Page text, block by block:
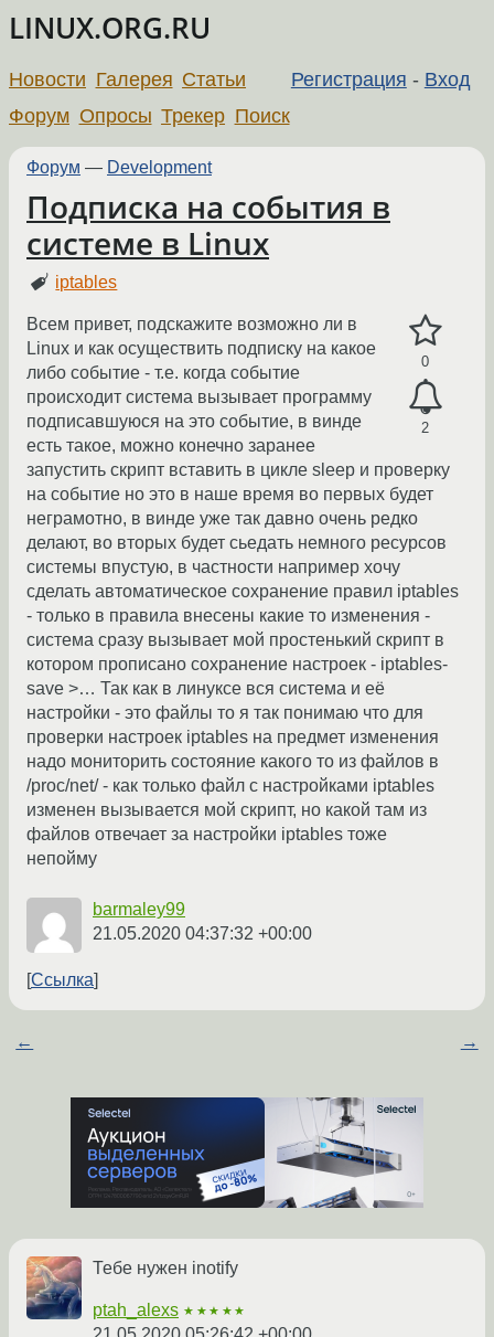
LINUX.ORG.RU
Регистрация - Вход
Новости Галерея Статьи
Форум Опросы Трекер Поиск
Форум — Development
Подписка на события в
системе в Linux
iptables
0
2
Всем привет, подскажите возможно ли в
Linux и как осуществить подписку на какое
либо событие - т.е. когда событие
происходит система вызывает программу
подписавшуюся на это событие, в винде
есть такое, можно конечно заранее
запустить скрипт вставить в цикле sleep и проверку
на событие но это в наше время во первых будет
неграмотно, в винде уже так давно очень редко
делают, во вторых будет сьедать немного ресурсов
системы впустую, в частности например хочу
сделать автоматическое сохранение правил iptables
- только в правила внесены какие то изменения -
система сразу вызывает мой простенький скрипт в
котором прописано сохранение настроек - iptables-
save >… Так как в линуксе вся система и её
настройки - это файлы то я так понимаю что для
проверки настроек iptables на предмет изменения
надо мониторить состояние какого то из файлов в
/proc/net/ - как только файл с настройками iptables
изменен вызывается мой скрипт, но какой там из
файлов отвечает за настройки iptables тоже
непойму
barmaley99
21.05.2020 04:37:32 +00:00
Ссылка
← →
Тебе нужен inotify
ptah_alexs ★★★★★